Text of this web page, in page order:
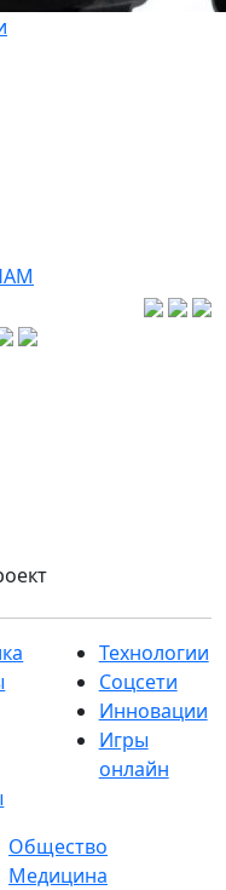
Технологии
Соцсети
Инновации
Игры
онлайн
Общество
Медицина